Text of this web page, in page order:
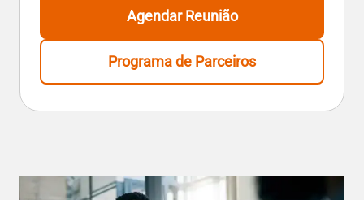
Agendar Reunião
Programa de Parceiros